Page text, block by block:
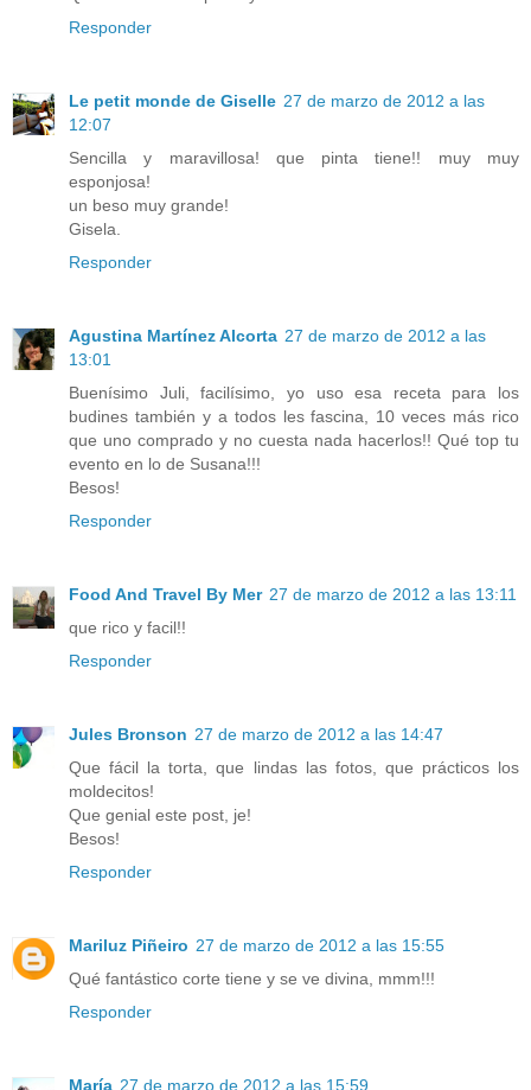
Responder
Le petit monde de Giselle 27 de marzo de 2012 a las
12:07
Sencilla y maravillosa! que pinta tiene!! muy muy
esponjosa!
un beso muy grande!
Gisela.
Responder
Agustina Martínez Alcorta 27 de marzo de 2012 a las
13:01
Buenísimo Juli, facilísimo, yo uso esa receta para los
budines también y a todos les fascina, 10 veces más rico
que uno comprado y no cuesta nada hacerlos!! Qué top tu
evento en lo de Susana!!!
Besos!
Responder
Food And Travel By Mer 27 de marzo de 2012 a las 13:11
que rico y facil!!
Responder
Jules Bronson 27 de marzo de 2012 a las 14:47
Que fácil la torta, que lindas las fotos, que prácticos los
moldecitos!
Que genial este post, je!
Besos!
Responder
Mariluz Piñeiro 27 de marzo de 2012 a las 15:55
Qué fantástico corte tiene y se ve divina, mmm!!!
Responder
María 27 de marzo de 2012 a las 15:59